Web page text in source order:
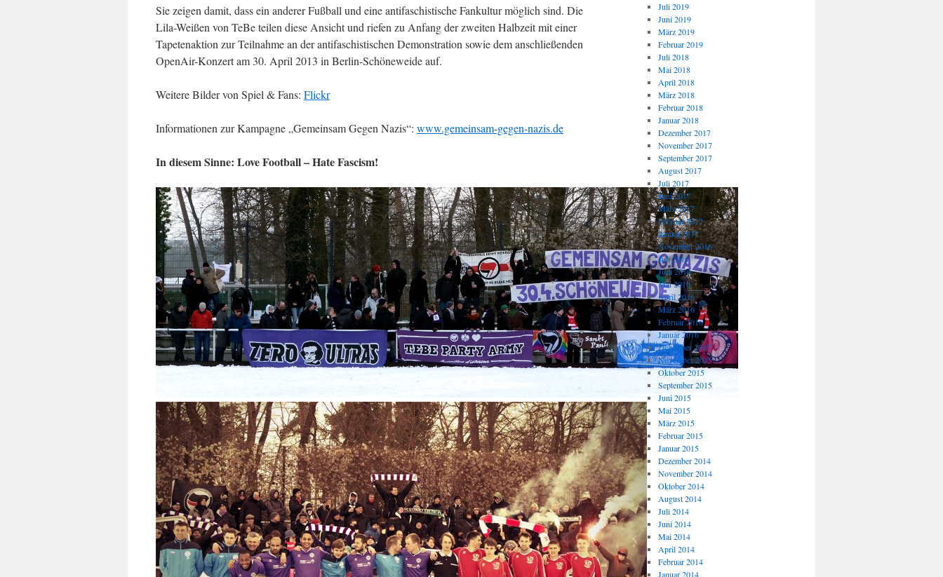
Sie zeigen damit, dass ein anderer Fußball und eine antifaschistische Fankultur möglich sind. Die
Lila-Weißen von TeBe teilen diese Ansicht und riefen zu Anfang der zweiten Halbzeit mit einer
Tapetenaktion zur Teilnahme an der antifaschistischen Demonstration sowie dem anschließenden
OpenAir-Konzert am 30. April 2013 in Berlin-Schöneweide auf.
Weitere Bilder von Spiel & Fans: Flickr
Informationen zur Kampagne „Gemeinsam Gegen Nazis“: www.gemeinsam-gegen-nazis.de
In diesem Sinne: Love Football – Hate Fascism!
Juli 2019
Juni 2019
März 2019
Februar 2019
Juli 2018
Mai 2018
April 2018
März 2018
Februar 2018
Januar 2018
Dezember 2017
November 2017
September 2017
August 2017
Juli 2017
Juni 2017
März 2017
Februar 2017
Januar 2017
November 2016
Juli 2016
Juni 2016
Mai 2016
April 2016
März 2016
Februar 2016
Januar 2016
Dezember 2015
November 2015
Oktober 2015
September 2015
Juni 2015
Mai 2015
März 2015
Februar 2015
Januar 2015
Dezember 2014
November 2014
Oktober 2014
August 2014
Juli 2014
Juni 2014
Mai 2014
April 2014
Februar 2014
Januar 2014